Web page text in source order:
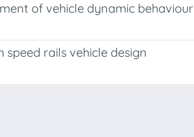
of vehicle dynamic behaviour
rails vehicle design